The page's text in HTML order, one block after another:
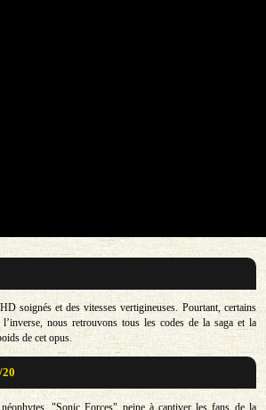
soignés et des vitesses vertigineuses. Pourtant, certains
nous retrouvons tous les codes de la saga et la
de cet opus.
"Sonic Forces" peine à captiver les fans de la